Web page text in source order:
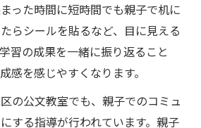
った時間に短時間でも親子で机に
らシールを貼るなど、目に見える
習の成果を一緒に振り返ること
感を感じやすくなります。
の公文教室でも、親子でのコミュ
する指導が行われています。親子